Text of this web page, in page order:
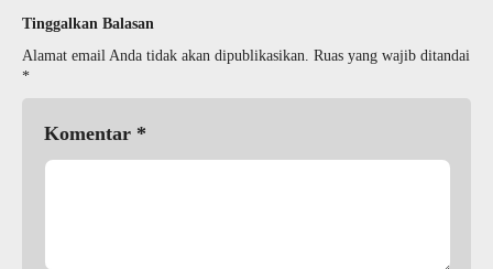
Tinggalkan Balasan
Alamat email Anda tidak akan dipublikasikan. Ruas yang wajib ditandai
*
Komentar *